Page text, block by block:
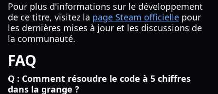
Pour plus d'informations sur le développement
de ce titre, visitez la page Steam officielle pour
les dernières mises à jour et les discussions de
la communauté.
FAQ
Q : Comment résoudre le code à 5 chiffres
dans la grange ?